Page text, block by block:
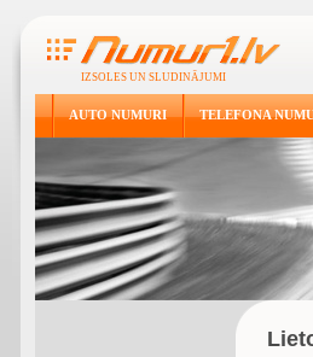
IZSOLES UN SLUDINĀJUMI
AUTO NUMURI TELEFONA